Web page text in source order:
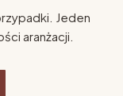
Jeden
aranżacji.